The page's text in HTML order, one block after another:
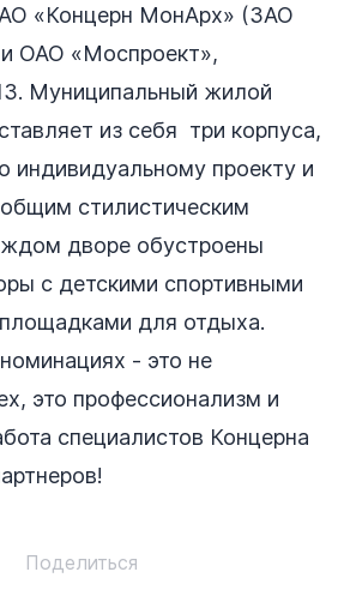
«Концерн МонАрх» (ЗАО
ОАО «Моспроект»,
Муниципальный жилой
из себя три корпуса,
индивидуальному проекту и
стилистическим
дворе обустроены
с детскими спортивными
для отдыха.
- это не
это профессионализм и
специалистов Концерна
Поделиться